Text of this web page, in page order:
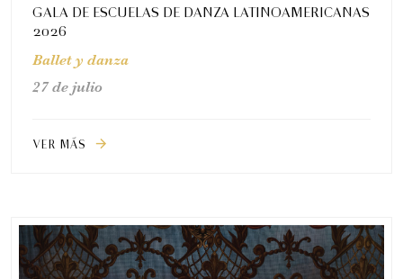
GALA DE ESCUELAS DE DANZA LATINOAMERICANAS
2026
Ballet y danza
27 de julio
VER MÁS arrow_forward